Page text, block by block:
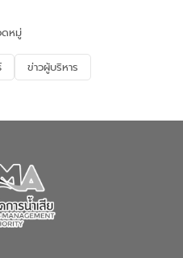
ารน้ำเสียและสร้างจิตสำนึกในการ
รักษ์สิ่งแวดล้อม ในหัวข้อ “น้ำเสียชุมชน
การบำบัดน้ำเสียเบื้องต้น” โดยให้ความรู้
วกับสาเหตุและผลกระทบของน้ำเสีย
ทศบาลตำบลบางเลน จังหวัดนครปฐม
หมู่
ข่าวผู้บริหาร